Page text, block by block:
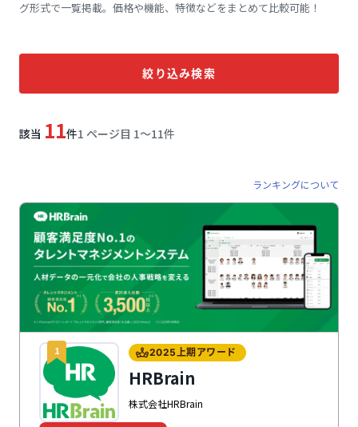
グ形式で一覧掲載。価格や機能、特徴などをまとめて比較可能！
絞り込み検索
該当 11件1 ページ目 1〜11件
ランキングについて
1 2025上期アワード
HRBrain
株式会社HRBrain